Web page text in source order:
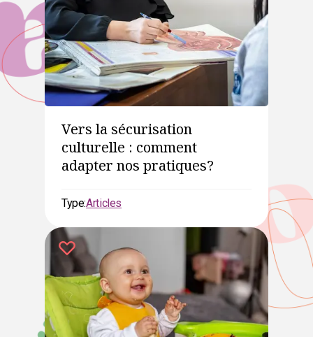
Vers la sécurisation
culturelle : comment
adapter nos pratiques?
Type:Articles